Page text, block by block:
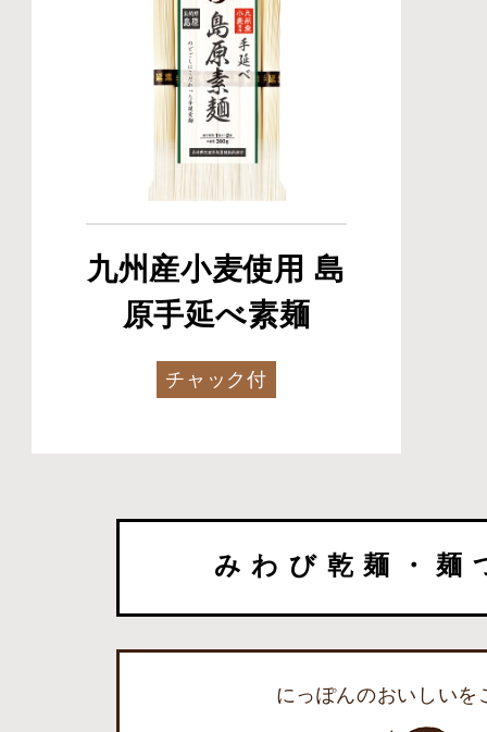
九州産小麦使用 島
原手延べ素麺
チャック付
みわび乾麺・麺
にっぽんのおいしいを